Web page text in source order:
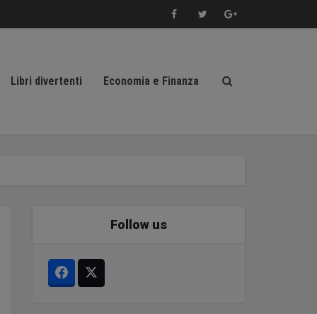
Libri divertenti Economia e Finanza
Follow us